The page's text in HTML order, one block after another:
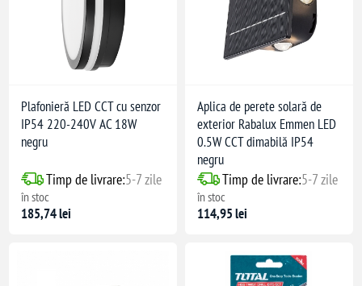
Plafonieră LED CCT cu senzor
IP54 220-240V AC 18W
negru
Timp de livrare:5-7 zile
în stoc
185,74 lei
Aplica de perete solară de
exterior Rabalux Emmen LED
0.5W CCT dimabilă IP54
negru
Timp de livrare:5-7 zile
în stoc
114,95 lei